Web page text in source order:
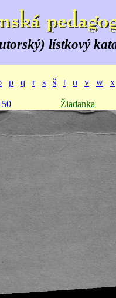
lístkový
p q r s š t u v w x
Žiadanka